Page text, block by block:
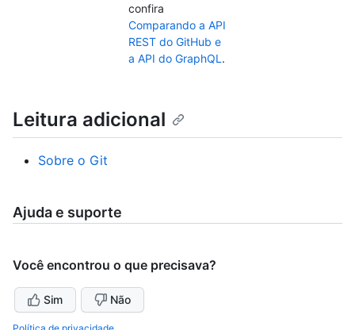
confira
Comparando a API
REST do GitHub e
a API do GraphQL .
Leitura adicional
Sobre o Git
Ajuda e suporte
Você encontrou o que precisava?
Sim Não